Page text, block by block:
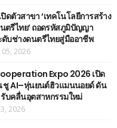
ดตัวสาขา ‘เทคโนโลยีการสร้าง
ตรีไทย’ ​ถอดรหัสภูมิปัญญา
บช่างดนตรีไทยสู่มืออาชีพ
05, 2026
Expo 2026 เปิด
ชู AI–หุ่นยนต์ฮิวแมนนอยด์ ดัน
บคลื่นอุตสาหกรรมใหม่
2026